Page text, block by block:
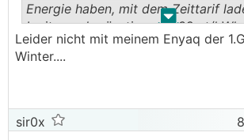
. .
Energie haben, mit dem Zeittarif
Ionity noch günstiger als 39 ct/kWh.
Leider nicht mit meinem Enyaq der
Winter....
sir0x